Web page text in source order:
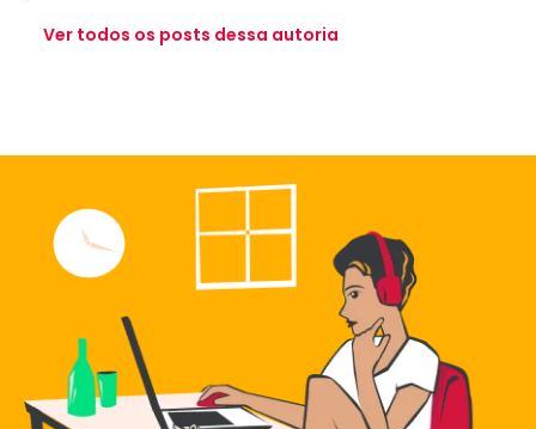
Ver todos os posts dessa autoria